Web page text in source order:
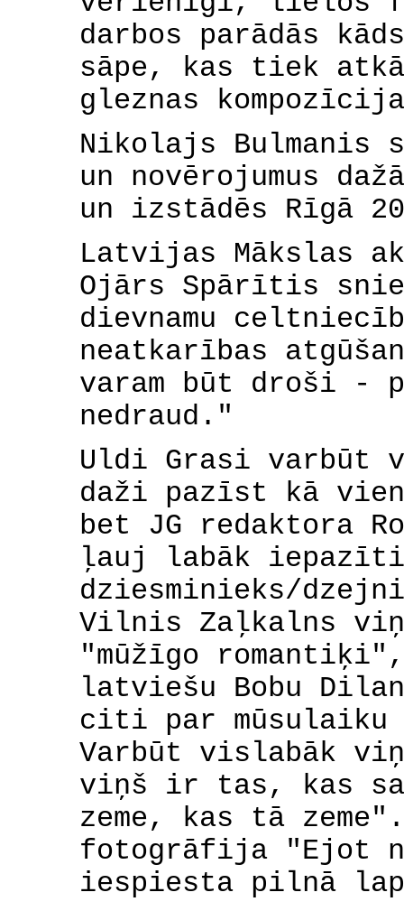
darbos parādās
sāpe, kas tiek
gleznas
Nikolajs Bulmanis
un novērojumus
un izstādēs Rīgā
Latvijas Mākslas
Ojārs Spārītis
dievnamu
neatkarības
varam būt droši -
nedraud."
Uldi Grasi varbūt
daži pazīst kā
bet JG redaktora
ļauj labāk
dziesminieks/
Vilnis Zaļkalns
"mūžīgo
latviešu Bobu
citi par mūsulaiku
Varbūt vislabāk
viņš ir tas, kas
zeme, kas tā
fotogrāfija "Ejot
iespiesta pilnā